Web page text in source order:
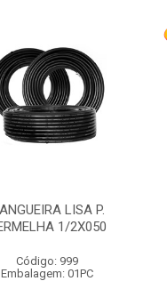
LISA P.
1/2X050
Código: 999
Embalagem: 01PC